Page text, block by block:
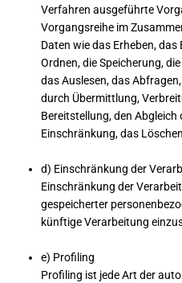
Verfahren ausgeführte
Vorgangsreihe im
Daten wie das Erheben,
Ordnen, die Speicherung,
das Auslesen, das
durch Übermittlung,
Bereitstellung, den
Einschränkung, das
d) Einschränkung der
Einschränkung der
gespeicherter
künftige Verarbeitung
e) Profiling
Profiling ist jede Art der